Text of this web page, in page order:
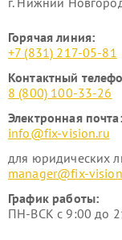
Горячая линия:
+7 (831) 217-05-81
Контактный
8 (800) 100-33-26
Электронная почта:
info@fix-vision.ru
для юридических
manager@fix-
График работы:
ПН-ВСК с 9:00 до